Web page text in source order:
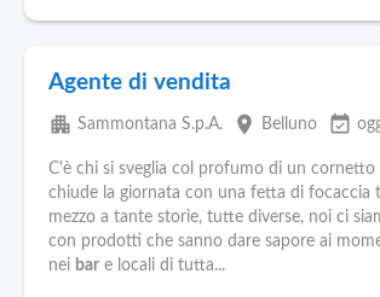
Agente di vendita
apartment Sammontana S.p.A. place Belluno event_available
C'è chi si sveglia col profumo di un cornetto
chiude la giornata con una fetta di focaccia
mezzo a tante storie, tutte diverse, noi ci
con prodotti che sanno dare sapore ai
nei bar e locali di tutta...